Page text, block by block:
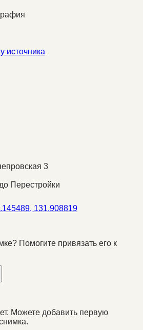
источника
3
Перестройки
131.908819
Помогите привязать его к
Можете добавить первую